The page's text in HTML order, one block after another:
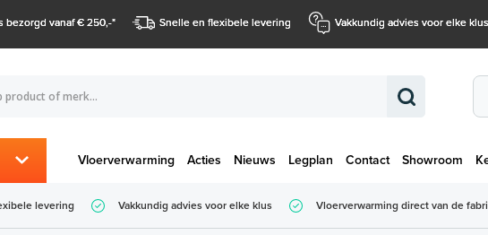
bezorgd vanaf € 250,-* Snelle en flexibele levering Vakkundig advies voor elke klus
Vloerverwarming Acties Nieuws Legplan Contact Showroom €
levering Vakkundig advies voor elke klus Vloerverwarming direct van de